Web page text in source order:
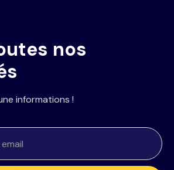
nos
informations !